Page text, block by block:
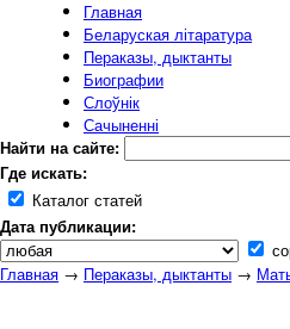
Главная
Беларуская літаратура
Пераказы, дыктанты
Биографии
Слоўнік
Сачыненні
Найти на сайте:
Где искать:
Каталог статей
Дата публикации:
Главная → Пераказы, дыктанты →